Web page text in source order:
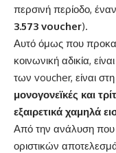
περσινή περίοδο,
3.573 voucher).
Αυτό όμως που
κοινωνική αδικία,
των voucher, είναι
μονογονεϊκές και
εξαιρετικά χαμηλά
Από την ανάλυση που
οριστικών